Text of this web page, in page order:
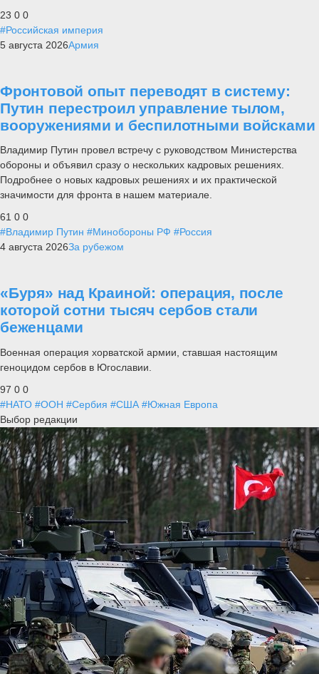
23 0 0
#Российская империя
5 августа 2026Армия
Фронтовой опыт переводят в систему:
Путин перестроил управление тылом,
вооружениями и беспилотными войсками
Владимир Путин провел встречу с руководством Министерства
обороны и объявил сразу о нескольких кадровых решениях.
Подробнее о новых кадровых решениях и их практической
значимости для фронта в нашем материале.
61 0 0
#Владимир Путин #Минобороны РФ #Россия
4 августа 2026За рубежом
«Буря» над Краиной: операция, после
которой сотни тысяч сербов стали
беженцами
Военная операция хорватской армии, ставшая настоящим
геноцидом сербов в Югославии.
97 0 0
#НАТО #ООН #Сербия #США #Южная Европа
Выбор редакции